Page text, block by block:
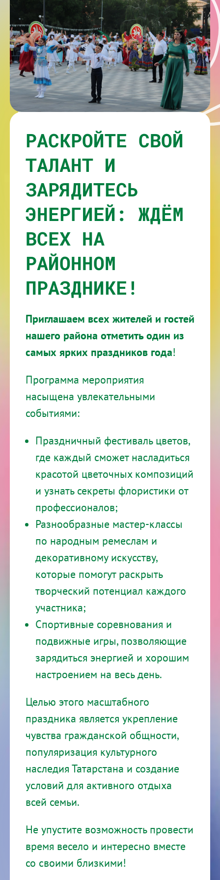
РАСКРОЙТЕ СВОЙ
ТАЛАНТ И
ЗАРЯДИТЕСЬ
ЭНЕРГИЕЙ: ЖДЁМ
ВСЕХ НА
РАЙОННОМ
ПРАЗДНИКЕ!
Приглашаем всех жителей и гостей
нашего района отметить один из
самых ярких праздников года!
Программа мероприятия
насыщена увлекательными
событиями:
Праздничный фестиваль цветов,
где каждый сможет насладиться
красотой цветочных композиций
и узнать секреты флористики от
профессионалов;
Разнообразные мастер-классы
по народным ремеслам и
декоративному искусству,
которые помогут раскрыть
творческий потенциал каждого
участника;
Спортивные соревнования и
подвижные игры, позволяющие
зарядиться энергией и хорошим
настроением на весь день.
Целью этого масштабного
праздника является укрепление
чувства гражданской общности,
популяризация культурного
наследия Татарстана и создание
условий для активного отдыха
всей семьи.
Не упустите возможность провести
время весело и интересно вместе
со своими близкими!